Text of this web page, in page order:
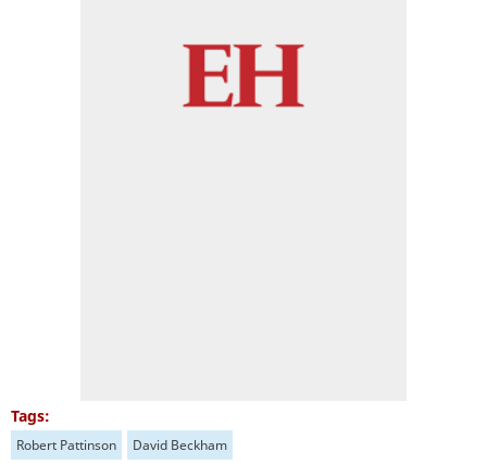
Tags:
Robert Pattinson David Beckham